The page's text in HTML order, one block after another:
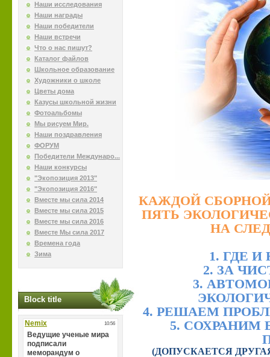
Наши исследования
Наши награды
Наши победители
Наши встречи
Что о нас пишут?
Каталог файлов
Школьное образование
Художники о школе
Цветы дома
Казусы школьной жизни
Фотоальбомы
Мы рисуем Мир.
Наши поздравления
ФОРУМ
Победители Междунаро...
Наши конкурсы
"Экопозиция 2013"
"Экопозиция 2016"
Вместе мы сила 2014
Вместе мы сила 2015
Вместе мы сила 2016
Вместе Мы сила 2017
Времена года
Зима
Block title
КАЖДОЙ
ПЯТЬ
НА
1. ГДЕ
2. ЗА
3.
4. РЕШАЕМ
5. СОХРАНИМ
(ДОПУСКАЕТСЯ